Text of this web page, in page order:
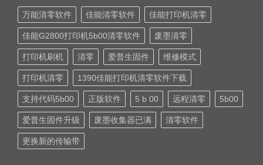
万能清零软件 佳能清零软件 佳能打印机清零
佳能G2800打印机5b00清零软件 废墨清零
打印机刷机 清零 爱普生固件 维修模式
打印机清零 1390佳能打印机清零软件下载
支持代码5b00 正版软件 5 b 00 远程清零 5b00
爱普生固件升级 废墨收集器已满 清零软件
更换新的传输带